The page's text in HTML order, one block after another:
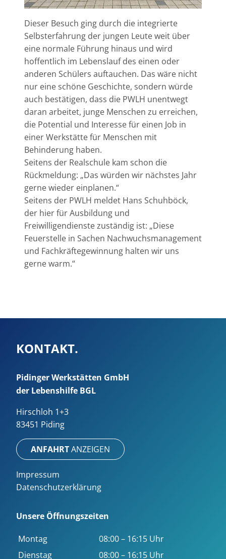
Dieser Besuch ging durch die integrierte
Selbsterfahrung der jungen Leute weit über
eine normale Führung hinaus und wird
hoffentlich im Lebenslauf des einen oder
anderen Schülers auftauchen. Das wäre nicht
nur eine schöne Geschichte, sondern würde
auch bestätigen, dass die PWLH unentwegt
daran arbeitet, junge Menschen zu erreichen,
die Potential und Interesse für einen Job in
einer Werkstätte für Menschen mit
Behinderung haben.
Seitens der Realschule kam schon die
Rückmeldung: „Das würden wir nächstes Jahr
gerne wieder einplanen.“
Seitens der PWLH meldet Hans Schuhböck,
der hier für Ausbildung und
Freiwilligendienste zuständig ist: „Diese
Feuerstelle in Sachen Nachwuchsmanagement
und Fachkräftegewinnung halten wir uns
gerne warm.“
KONTAKT.
Pidinger Werkstätten GmbH
der Lebenshilfe BGL
Hirschloh 1+3
83451 Piding
ANFAHRTANZEIGEN
Impressum
Datenschutzerklärung
Unsere Öffnungszeiten
Montag
08:00 – 16:15 Uhr
Dienstag
08:00 – 16:15 Uhr